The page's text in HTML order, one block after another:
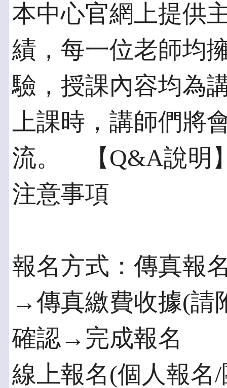
本中心官網上提供
績，每一位老師均
驗，授課內容均為
上課時，講師們將
流。 【Q&A說明
注意事項
報名方式：傳真報
→傳真繳費收據(請
確認→完成報名
線上報名(個人報名